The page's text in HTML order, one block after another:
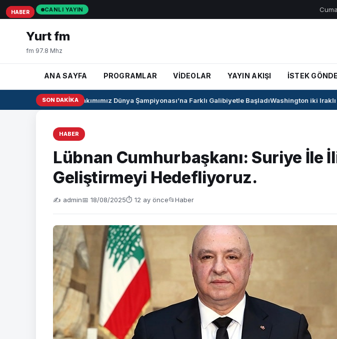
CANLI YAYIN
Yurt fm
fm 97.8 Mhz
ANA SAYFA PROGRAMLAR VİDEOLAR YAYIN AKIŞI İSTEK
SON DAKIKA
U17 Kız Milli Takımımız Dünya Şampiyonası’na Farklı Galibiyetle BaşladıWashington iki Iraklı
HABER
Lübnan Cumhurbaşkanı: Suriye İle
Geliştirmeyi Hedefliyoruz.
✍️ admin📅 18/08/2025⏱ 12 ay önce📂Haber
HABER
HABER
HABER